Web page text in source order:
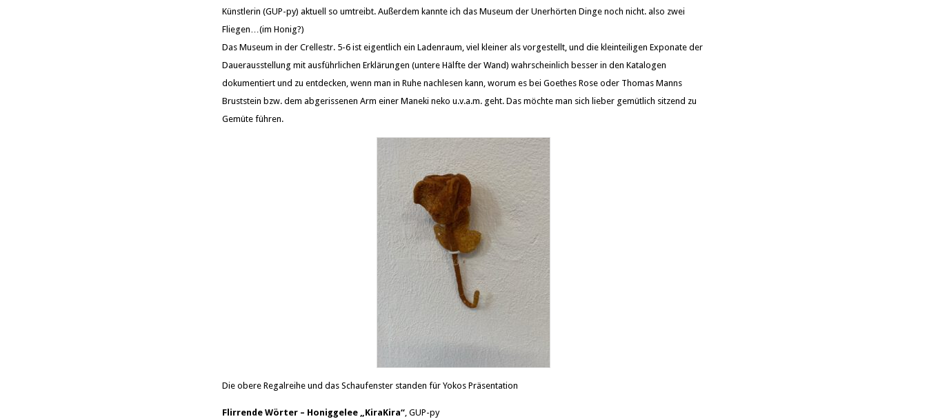
Künstlerin (GUP-py) aktuell so umtreibt. Außerdem kannte ich das Museum der Unerhörten Dinge noch nicht. also zwei
Fliegen…(im Honig?)
Das Museum in der Crellestr. 5-6 ist eigentlich ein Ladenraum, viel kleiner als vorgestellt, und die kleinteiligen Exponate der
Dauerausstellung mit ausführlichen Erklärungen (untere Hälfte der Wand) wahrscheinlich besser in den Katalogen
dokumentiert und zu entdecken, wenn man in Ruhe nachlesen kann, worum es bei Goethes Rose oder Thomas Manns
Bruststein bzw. dem abgerissenen Arm einer Maneki neko u.v.a.m. geht. Das möchte man sich lieber gemütlich sitzend zu
Gemüte führen.
Die obere Regalreihe und das Schaufenster standen für Yokos Präsentation
Flirrende Wörter – Honiggelee „KiraKira“, GUP-py